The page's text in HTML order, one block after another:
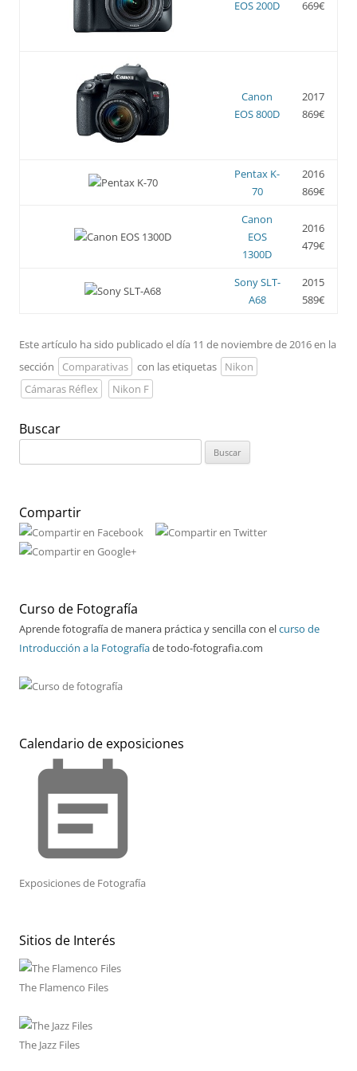
EOS 200D 669€
Canon
EOS 800D
2017
869€
Pentax K-
70
2016
869€
Canon
EOS
1300D
2016
479€
Sony SLT-
A68
2015
589€
Este artículo ha sido publicado el día 11 de noviembre de 2016 en la
sección
Comparativas con las etiquetas
Nikon
Cámaras Réflex
Nikon F
Buscar
Compartir
Curso de Fotografía
Aprende fotografía de manera práctica y sencilla con elcurso de
Introducción a la Fotografíade todo-fotografia.com
Calendario de exposiciones
event_note
Exposiciones de Fotografía
Sitios de Interés
The Flamenco Files
The Jazz Files